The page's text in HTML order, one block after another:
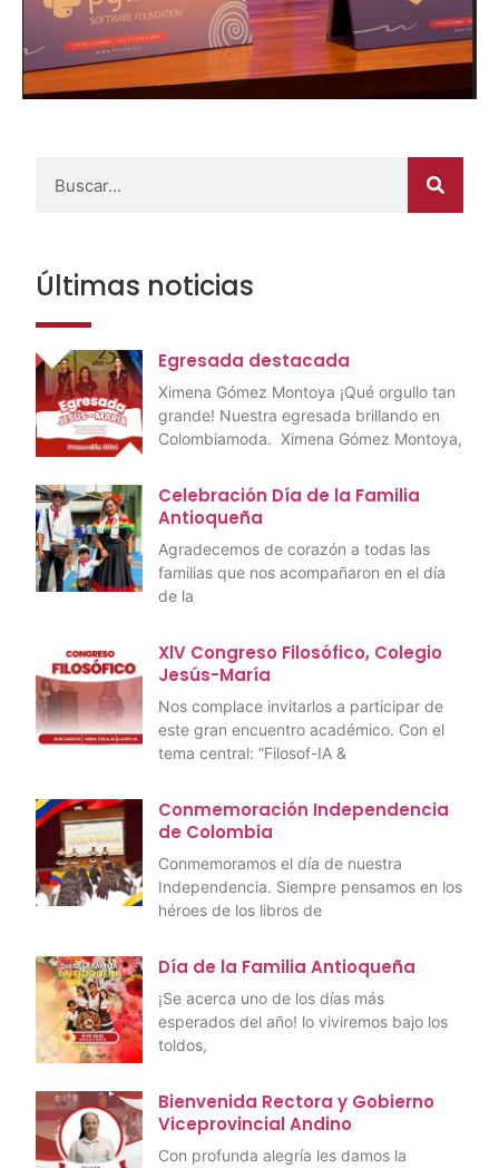
Últimas noticias
Egresada destacada
Ximena Gómez Montoya ¡Qué orgullo tan
grande! Nuestra egresada brillando en
Colombiamoda. Ximena Gómez Montoya,
Celebración Día de la Familia
Antioqueña
Agradecemos de corazón a todas las
familias que nos acompañaron en el día
de la
XlV Congreso Filosófico, Colegio
Jesús-María
Nos complace invitarlos a participar de
este gran encuentro académico. Con el
tema central: “Filosof-IA &
Conmemoración Independencia
de Colombia
Conmemoramos el día de nuestra
Independencia. Siempre pensamos en los
héroes de los libros de
Día de la Familia Antioqueña
¡Se acerca uno de los días más
esperados del año! lo viviremos bajo los
toldos,
Bienvenida Rectora y Gobierno
Viceprovincial Andino
Con profunda alegría les damos la